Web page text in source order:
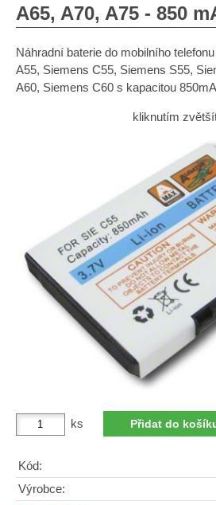
A65, A70, A75 - 850
Náhradní baterie do mobilního
A55, Siemens C55, Siemens S55,
A60, Siemens C60 s kapacitou
kliknutím
ks
Kód:
Výrobce: